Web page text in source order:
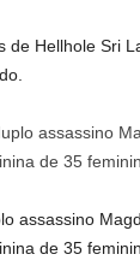
de Hellhole Sri
assassino
de 35